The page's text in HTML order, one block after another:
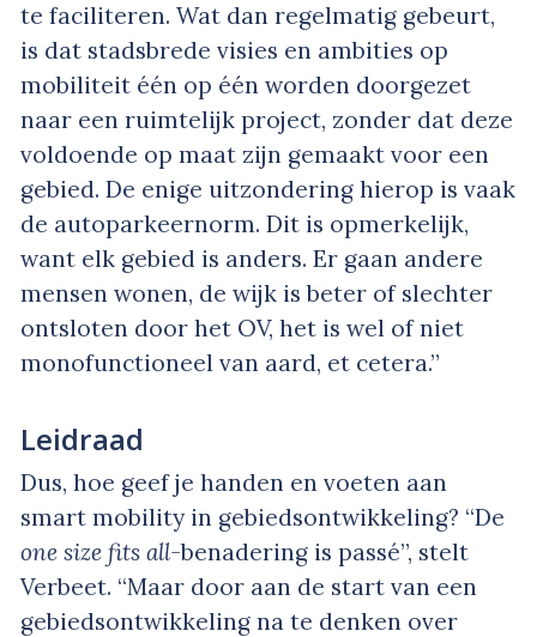
te faciliteren. Wat dan regelmatig gebeurt,
is dat stadsbrede visies en ambities op
mobiliteit één op één worden doorgezet
naar een ruimtelijk project, zonder dat deze
voldoende op maat zijn gemaakt voor een
gebied. De enige uitzondering hierop is vaak
de autoparkeernorm. Dit is opmerkelijk,
want elk gebied is anders. Er gaan andere
mensen wonen, de wijk is beter of slechter
ontsloten door het OV, het is wel of niet
monofunctioneel van aard, et cetera.”
Leidraad
Dus, hoe geef je handen en voeten aan
smart mobility in gebiedsontwikkeling? “De
one size fits all-benadering is passé”, stelt
Verbeet. “Maar door aan de start van een
gebiedsontwikkeling na te denken over